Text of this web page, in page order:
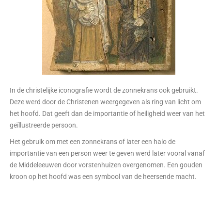
In de christelijke iconografie wordt de zonnekrans ook gebruikt.
Deze werd door de Christenen weergegeven als ring van licht om
het hoofd. Dat geeft dan de importantie of heiligheid weer van het
geïllustreerde persoon.
Het gebruik om met een zonnekrans of later een halo de
importantie van een person weer te geven werd later vooral vanaf
de Middeleeuwen door vorstenhuizen overgenomen. Een gouden
kroon op het hoofd was een symbool van de heersende macht.